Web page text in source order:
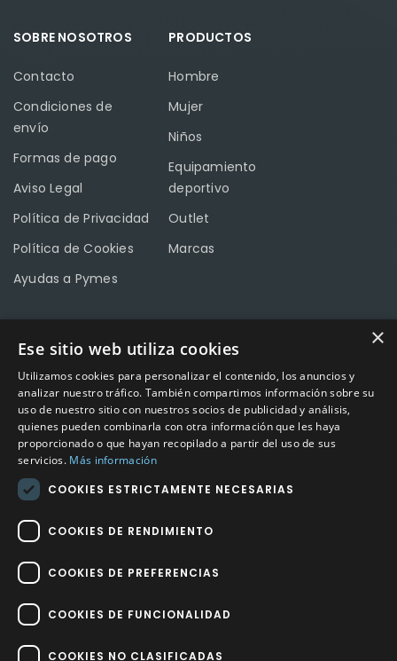
SOBRE NOSOTROS
Contacto
Condiciones de
envío
Formas de pago
Aviso Legal
Política de Privacidad
Política de Cookies
Ayudas a Pymes
PRODUCTOS
Hombre
Mujer
Niños
Equipamiento
deportivo
Outlet
Marcas
CONTACTO
Calle Méndez Núñez nº3 – Fuente Palmera 14120 Córdoba
Teléfono957 04 96 57
Emailinfo@factory-sport.es
HORARIO COMERCIAL
Lunes a viernes
10:00 a 14:00 / 18:00 a 21:00
×
Ese sitio web utiliza cookies
Utilizamos cookies para personalizar el contenido, los anuncios y
analizar nuestro tráfico. También compartimos información sobre su
uso de nuestro sitio con nuestros socios de publicidad y análisis,
quienes pueden combinarla con otra información que les haya
proporcionado o que hayan recopilado a partir del uso de sus
servicios. Más información
COOKIES ESTRICTAMENTE NECESARIAS
COOKIES DE RENDIMIENTO
COOKIES DE PREFERENCIAS
COOKIES DE FUNCIONALIDAD
COOKIES NO CLASIFICADAS